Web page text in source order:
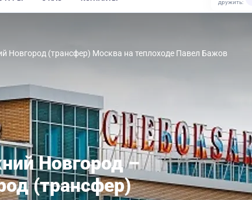
дружить:
(трансфер) Москва на теплоходе Павел Бажов
Новгород –
(трансфер)